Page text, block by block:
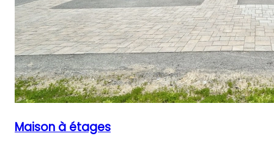
Maison à étages